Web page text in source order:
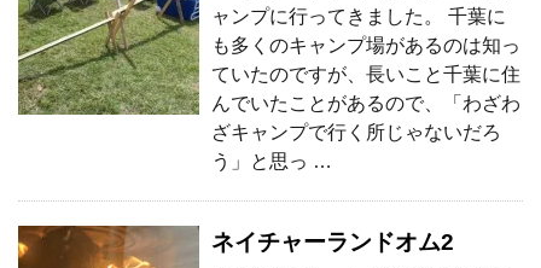
ャンプに行ってきました。 千葉に
も多くのキャンプ場があるのは知っ
ていたのですが、長いこと千葉に住
んでいたことがあるので、「わざわ
ざキャンプで行く所じゃないだろ
う」と思っ …
ネイチャーランドオム2